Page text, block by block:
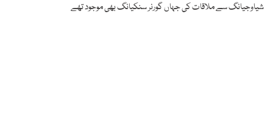
شیاوجیانگ سے ملاقات کی جہاں گورنر سنکیانگ بھی موجود تھے